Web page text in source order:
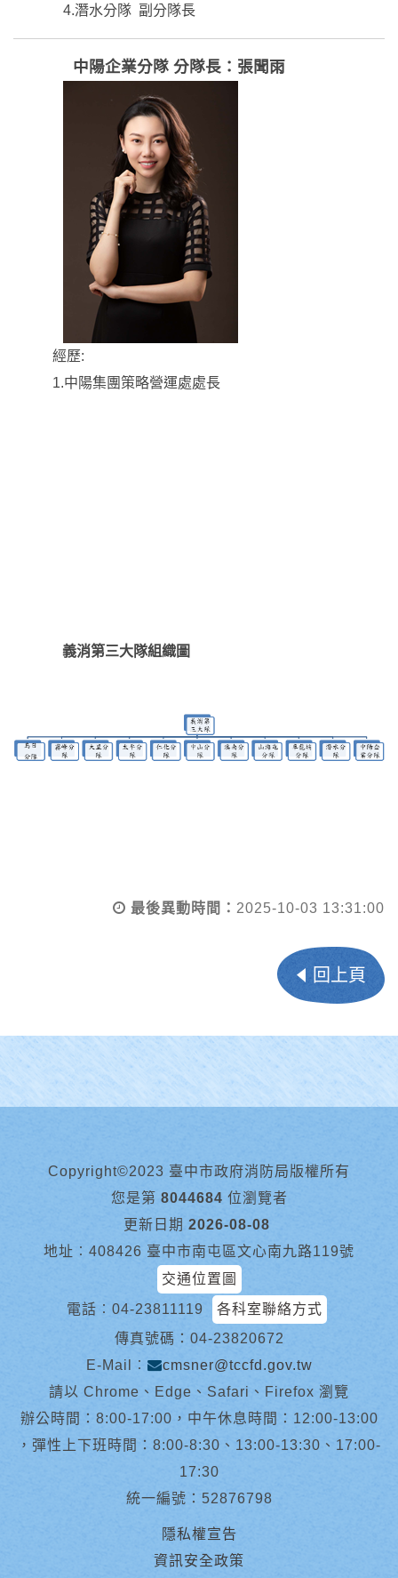
4.潛水分隊 副分隊長
中陽企業分隊 分隊長：張聞雨
經歷:
1.中陽集團策略營運處處長
義消第三大隊組織圖
最後異動時間： 2025-10-03 13:31:00
回上頁
Copyright©2023 臺中市政府消防局版權所有
您是第 8044684 位瀏覽者
更新日期 2026-08-08
地址︰408426 臺中市南屯區文心南九路119號
交通位置圖
電話︰ 04-23811119
各科室聯絡方式
傳真號碼：04-23820672
E-Mail︰
cmsner@tccfd.gov.tw
請以 Chrome、Edge、Safari、Firefox 瀏覽
辦公時間：8:00-17:00，中午休息時間：12:00-13:00
，彈性上下班時間：8:00-8:30、13:00-13:30、17:00-
17:30
統一編號：52876798
隱私權宣告
資訊安全政策